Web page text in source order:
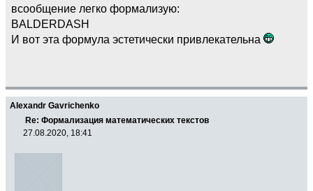
всообщение легко формализую:
BALDERDASH
И вот эта формула эстетически привлекательна
Alexandr Gavrichenko
Re: Формализация математических текстов
27.08.2020, 18:41